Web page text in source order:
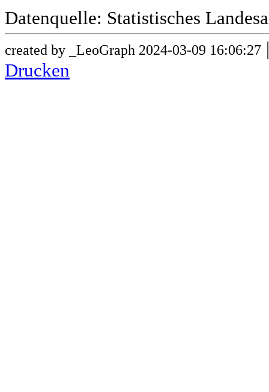
Datenquelle: Statistisches
created by _LeoGraph 2024-03-09 16:06:27
Drucken